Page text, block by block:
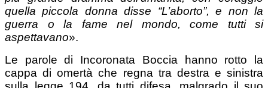
quella piccola donna disse “L’aborto”, e non la
guerra o la fame nel mondo, come tutti si
aspettavano».
Le parole di Incoronata Boccia hanno rotto la
cappa di omertà che regna tra destra e sinistra